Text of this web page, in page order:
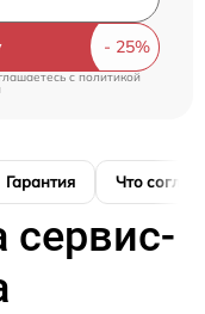
cполитикой
Гарантия Что